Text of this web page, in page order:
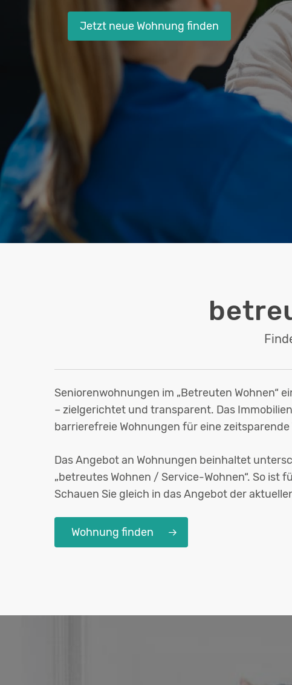
Hit enter to search or ESC to close
Jetzt neue Wohnung finden
Seniorenwohnungen im „Betreuten Wohnen“
– zielgerichtet und transparent. Das
barrierefreie Wohnungen für eine
Das Angebot an Wohnungen beinhaltet
„betreutes Wohnen / Service-Wohnen“. So ist
Schauen Sie gleich in das Angebot der
Wohnung finden